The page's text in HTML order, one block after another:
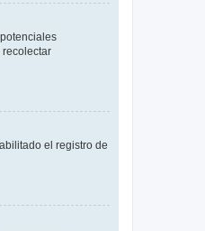
recolectar
el registro de